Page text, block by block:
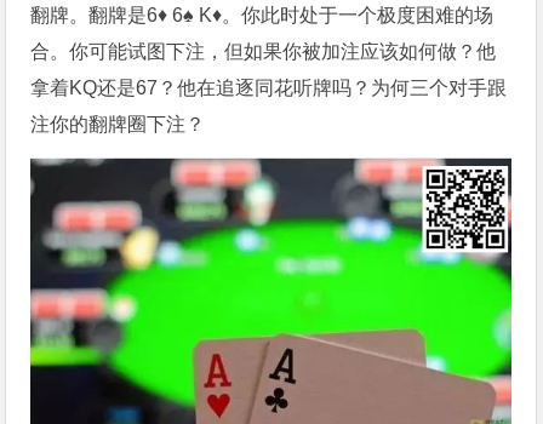
翻牌。翻牌是6♦ 6♠ K♦。你此时处于一个极度困难的场
合。你可能试图下注，但如果你被加注应该如何做？他
拿着KQ还是67？他在追逐同花听牌吗？为何三个对手跟
注你的翻牌圈下注？